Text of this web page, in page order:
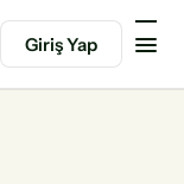
Giriş Yap